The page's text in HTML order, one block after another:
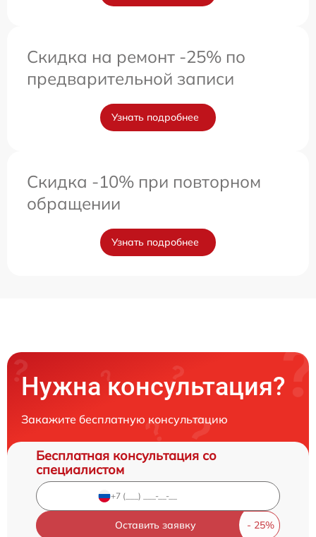
Скидка на ремонт -25% по
предварительной записи
Узнать подробнее
Скидка -10% при повторном
обращении
Узнать подробнее
Нужна консультация?
Закажите бесплатную консультацию
Бесплатная консультация со
специалистом
Оставить заявку